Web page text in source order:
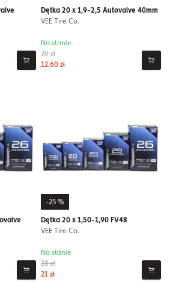
Dętka 20 x 1,9-2,5 Autovalve 40mm
VEE Tire Co.
20 zł
12,60 zł
Na stanie
-25 %
Dętka 20 x 1,50-1,90 FV48
VEE Tire Co.
28 zł
21 zł
Na stanie